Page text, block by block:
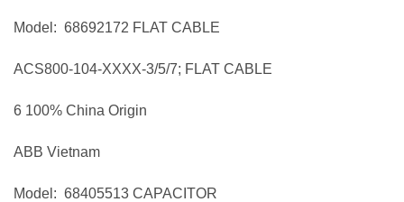
Model: 68692172 FLAT CABLE
ACS800-104-XXXX-3/5/7; FLAT CABLE
6 100% China Origin
ABB Vietnam
Model: 68405513 CAPACITOR